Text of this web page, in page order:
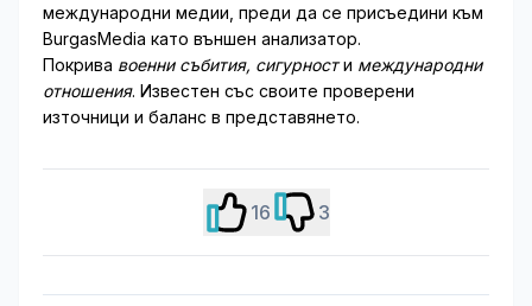
международни медии, преди да се присъедини към
BurgasMedia като външен анализатор.
Покрива военни събития, сигурности международни
отношения. Известен със своите проверени
източници и баланс в представянето.
16 3